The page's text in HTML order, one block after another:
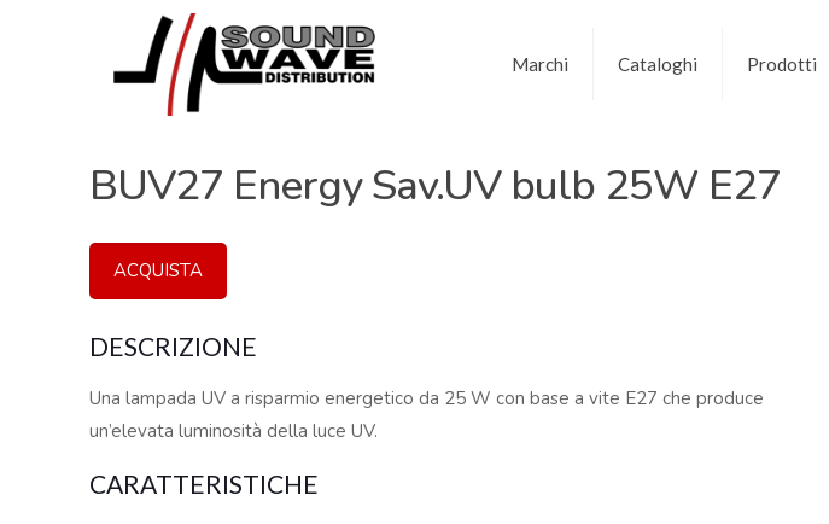
Marchi Cataloghi Prodotti
BUV27 Energy Sav.UV bulb 25W E27
ACQUISTA
DESCRIZIONE
Una lampada UV a risparmio energetico da 25 W con base a vite E27 che produce
un’elevata luminosità della luce UV.
CARATTERISTICHE